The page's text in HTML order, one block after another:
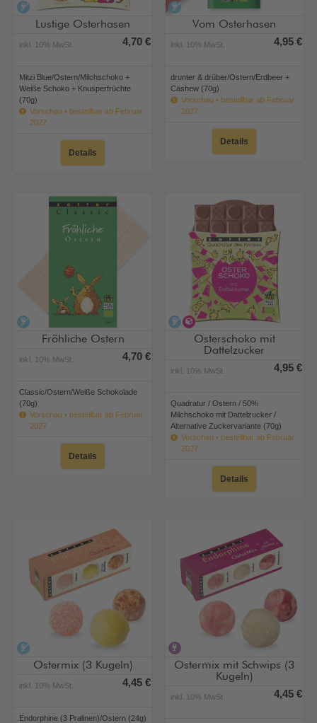
alkoholfrei
Lustige Osterhasen
inkl. 10% MwSt. 4,70 €
Mitzi Blue/Ostern/Milchschoko +
Weiße Schoko + Knusperfrüchte
(70g)
Vorschau • bestellbar ab Februar
2027
Details
alkoholfrei
Vom Osterhasen
inkl. 10% MwSt. 4,95 €
drunter & drüber/Ostern/Erdbeer +
Cashew (70g)
Vorschau • bestellbar ab Februar
2027
Details
Fröhliche Ostern
inkl. 10% MwSt. 4,70 €
Classic/Ostern/Weiße Schokolade
(70g)
Vorschau • bestellbar ab Februar
2027
Details
alkoholfrei
alternative
Osterschoko mit
Dattelzucker
inkl. 10% MwSt. 4,95 €
Quadratur / Ostern / 50%
Milchschoko mit Dattelzucker /
Alternative Zuckervariante (70g)
Vorschau • bestellbar ab Februar
2027
Details
Ostermix (3 Kugeln)
inkl. 10% MwSt. 4,45 €
Endorphine (3 Pralinen)/Ostern (24g)
Ostermix mit Schwips (3
Kugeln)
inkl. 10% MwSt. 4,45 €